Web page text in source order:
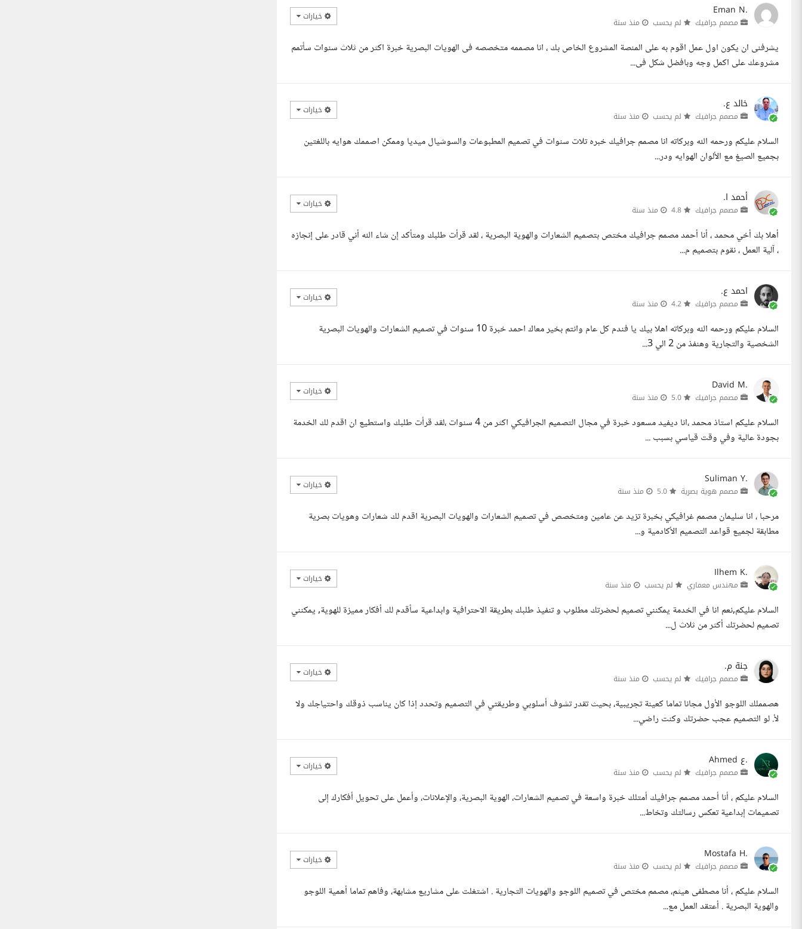
Eman N.
مصمم جرافيك لم يحسب منذ سنة خيارات
يشرفنى ان يكون اول عمل اقوم به على المنصة المشروع الخاص بك ، انا مصممه متخصصه فى الهويات البصرية خبرة اكثر من ثلاث سنوات سأتمم
مشروعك على اكمل وجه وبافضل شكل فى...
خالد ع.
مصمم جرافيك لم يحسب منذ سنة خيارات
السلام عليكم ورحمه الله وبركاته انا مصمم جرافيك خبره تلات سنوات في تصميم المطبوعات والسوشيال ميديا وممكن اصممك هوايه باللغتين
بجميع الصيغ مع الألوان الهوايه ودر...
أحمد ا.
مصمم جرافيك منذ سنة خيارات
أهلا بك أخي محمد ، أنا أحمد مصمم جرافيك مختص بتصميم الشعارات والهوية البصرية ، لقد قرأت طلبك ومتأكد إن شاء الله أني قادر على إنجازه
، آلية العمل ، نقوم بتصميم م...
احمد ع.
مصمم جرافيك منذ سنة خيارات
السلام عليكم ورحمه الله وبركاته اهلا بيك يا فندم كل عام وانتم بخير معاك احمد خبرة 10 سنوات في تصميم الشعارات والهويات البصرية
الشخصية والتجارية وهنفذ من 2 الي 3...
David M.
مصمم جرافيك منذ سنة خيارات
السلام عليكم استاذ محمد ،انا ديفيد مسعود خبرة في مجال التصميم الجرافيكي اكثر من 4 سنوات ،لقد قرأت طلبك واستطيع ان اقدم لك الخدمة
بجودة عالية وفي وقت قياسي بسبب ...
Suliman Y.
مصمم هوية بصرية منذ سنة خيارات
مرحبا ، انا سليمان مصمم غرافيكي بخبرة تزيد عن عامين ومتخصص في تصميم الشعارات والهويات البصرية اقدم لك شعارات وهويات بصرية
مطابقة لجميع قواعد التصميم الأكادمية و...
Ilhem K.
مهندس معماري لم يحسب منذ سنة خيارات
السلام عليكم,نعم انا في الخدمة يمكنني تصميم لحضرتك مطلوب و تنفيذ طلبك بطريقة الاحترافية وابداعية سأقدم لك أفكار مميزة للهوية, يمكنني
تصميم لحضرتك أكثر من ثلاث ل...
جنة م.
مصمم جرافيك لم يحسب منذ سنة خيارات
هصمملك اللوجو الأول مجانا تماما كعينة تجريبية، بحيث تقدر تشوف أسلوبي وطريقتي في التصميم وتحدد إذا كان يناسب ذوقك واحتياجك ولا
لأ. لو التصميم عجب حضرتك وكنت راضي...
Ahmed ع.
مصمم جرافيك لم يحسب منذ سنة خيارات
السلام عليكم ، أنا أحمد مصمم جرافيك أمتلك خبرة واسعة في تصميم الشعارات، الهوية البصرية، والإعلانات، وأعمل على تحويل أفكارك إلى
تصميمات إبداعية تعكس رسالتك وتخاط...
Mostafa H.
مصمم جرافيك لم يحسب منذ سنة خيارات
السلام عليكم ، أنا مصطفى هيثم، مصمم مختص في تصميم اللوجو والهويات التجارية . اشتغلت على مشاريع مشابهة، وفاهم تماما أهمية اللوجو
والهوية البصرية . أعتقد العمل مع...